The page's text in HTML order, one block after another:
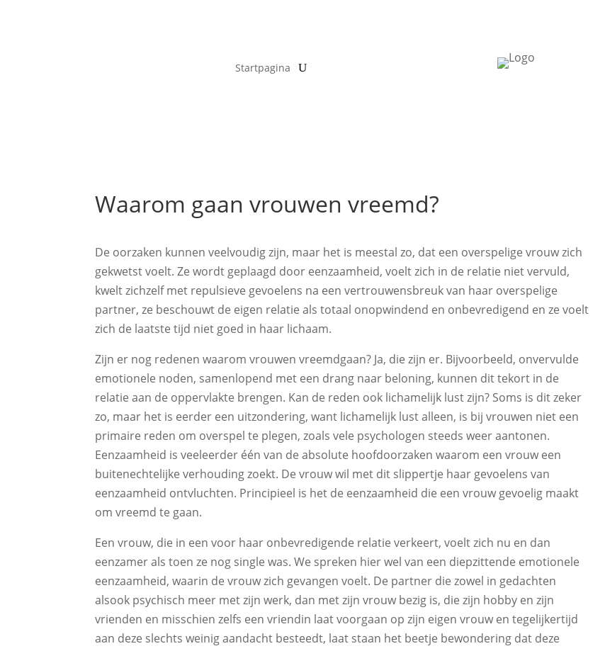
Startpagina
Waarom gaan vrouwen vreemd?
De oorzaken kunnen veelvoudig zijn, maar het is meestal zo, dat een overspelige vrouw zich
gekwetst voelt. Ze wordt geplaagd door eenzaamheid, voelt zich in de relatie niet vervuld,
kwelt zichzelf met repulsieve gevoelens na een vertrouwensbreuk van haar overspelige
partner, ze beschouwt de eigen relatie als totaal onopwindend en onbevredigend en ze voelt
zich de laatste tijd niet goed in haar lichaam.
Zijn er nog redenen waarom vrouwen vreemdgaan? Ja, die zijn er. Bijvoorbeeld, onvervulde
emotionele noden, samenlopend met een drang naar beloning, kunnen dit tekort in de
relatie aan de oppervlakte brengen. Kan de reden ook lichamelijk lust zijn? Soms is dit zeker
zo, maar het is eerder een uitzondering, want lichamelijk lust alleen, is bij vrouwen niet een
primaire reden om overspel te plegen, zoals vele psychologen steeds weer aantonen.
Eenzaamheid is veeleerder één van de absolute hoofdoorzaken waarom een vrouw een
buitenechtelijke verhouding zoekt. De vrouw wil met dit slippertje haar gevoelens van
eenzaamheid ontvluchten. Principieel is het de eenzaamheid die een vrouw gevoelig maakt
om vreemd te gaan.
Een vrouw, die in een voor haar onbevredigende relatie verkeert, voelt zich nu en dan
eenzamer als toen ze nog single was. We spreken hier wel van een diepzittende emotionele
eenzaamheid, waarin de vrouw zich gevangen voelt. De partner die zowel in gedachten
alsook psychisch meer met zijn werk, dan met zijn vrouw bezig is, die zijn hobby en zijn
vrienden en misschien zelfs een vriendin laat voorgaan op zijn eigen vrouw en tegelijkertijd
aan deze slechts weinig aandacht besteedt, laat staan het beetje bewondering dat deze